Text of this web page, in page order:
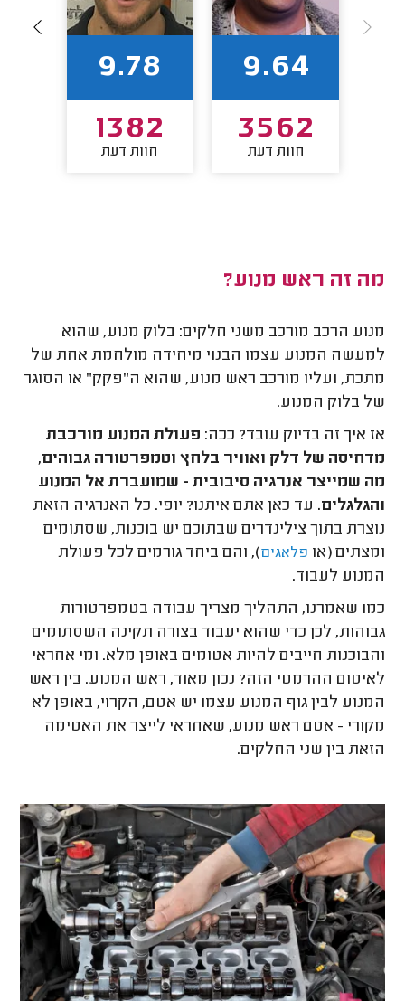
9.64
3562
חוות דעת
9.78
1382
חוות דעת
מה זה ראש מנוע?
מנוע הרכב מורכב משני חלקים: בלוק מנוע, שהוא
למעשה המנוע עצמו הבנוי מיחידה מולחמת אחת של
מתכת, ועליו מורכב ראש מנוע, שהוא ה"פקק" או הסוגר
של בלוק המנוע.
אז איך זה בדיוק עובד? ככה: פעולת המנוע מורכבת
מדחיסה של דלק ואוויר בלחץ וטמפרטורה גבוהים,
מה שמייצר אנרגיה סיבובית - שמועברת אל המנוע
והגלגלים. עד כאן אתם איתנו? יופי. כל האנרגיה הזאת
נוצרת בתוך צילינדרים שבתוכם יש בוכנות, שסתומים
ומצתים (או פלאגים), והם ביחד גורמים לכל פעולת
המנוע לעבוד.
כמו שאמרנו, התהליך מצריך עבודה בטמפרטורות
גבוהות, לכן כדי שהוא יעבוד בצורה תקינה השסתומים
והבוכנות חייבים להיות אטומים באופן מלא. ומי אחראי
לאיטום ההרמטי הזה? נכון מאוד, ראש המנוע. בין ראש
המנוע לבין גוף המנוע עצמו יש אטם, הקרוי, באופן לא
מקורי - אטם ראש מנוע, שאחראי לייצר את האטימה
הזאת בין שני החלקים.